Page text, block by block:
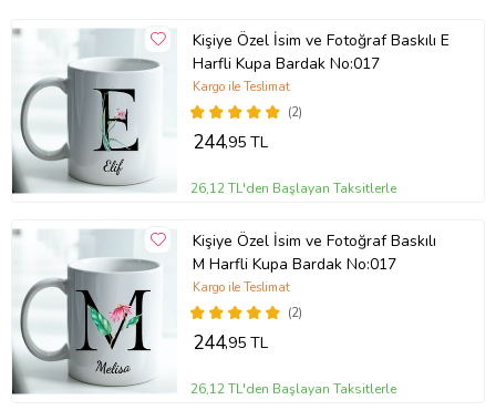
Kişiye Özel İsim ve Fotoğraf Baskılı E
Harfli Kupa Bardak No:017
(2)
Kargo ile Teslimat
244,95 TL
26,12 TL'den Başlayan Taksitlerle
Kişiye Özel İsim ve Fotoğraf Baskılı
M Harfli Kupa Bardak No:017
(2)
Kargo ile Teslimat
244,95 TL
26,12 TL'den Başlayan Taksitlerle